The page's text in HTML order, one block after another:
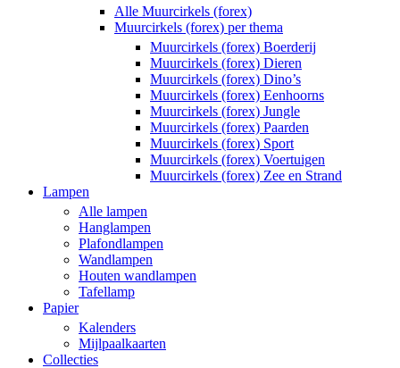
Alle Muurcirkels (forex)
Muurcirkels (forex) per thema
Muurcirkels (forex) Boerderij
Muurcirkels (forex) Dieren
Muurcirkels (forex) Dino’s
Muurcirkels (forex) Eenhoorns
Muurcirkels (forex) Jungle
Muurcirkels (forex) Paarden
Muurcirkels (forex) Sport
Muurcirkels (forex) Voertuigen
Muurcirkels (forex) Zee en Strand
Lampen
Alle lampen
Hanglampen
Plafondlampen
Wandlampen
Houten wandlampen
Tafellamp
Papier
Kalenders
Mijlpaalkaarten
Collecties